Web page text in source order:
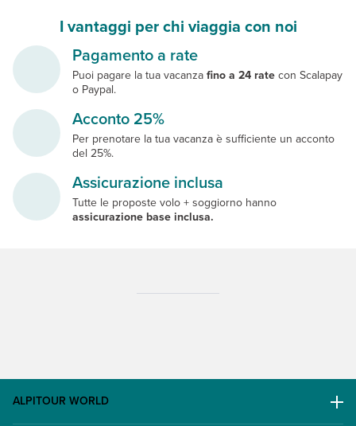
I vantaggi per chi viaggia con noi
Pagamento a rate
Puoi pagare la tua vacanzafino a 24 ratecon Scalapay
o Paypal.
Acconto 25%
Per prenotare la tua vacanza è sufficiente un acconto
del 25%.
Assicurazione inclusa
Tutte le proposte volo + soggiorno hanno
assicurazione base inclusa.
ALPITOUR WORLD